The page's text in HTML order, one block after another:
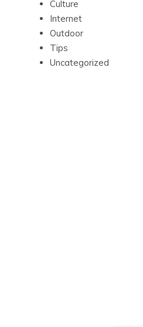
Culture
Internet
Outdoor
Tips
Uncategorized